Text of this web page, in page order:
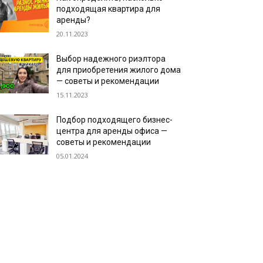
подходящая квартира для
аренды?
20.11.2023
Выбор надежного риэлтора
для приобретения жилого дома
— советы и рекомендации
15.11.2023
Подбор подходящего бизнес-
центра для аренды офиса —
советы и рекомендации
05.01.2024